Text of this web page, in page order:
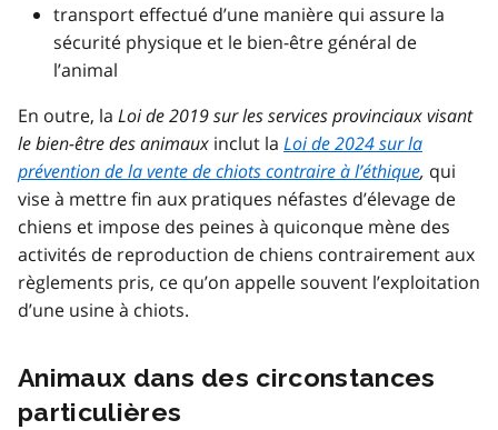
transport effectué d’une manière qui assure la
sécurité physique et le bien-être général de
l’animal
En outre, la Loi de 2019 sur les services provinciaux visant
le bien-être des animaux inclut la Loi de 2024 sur la
prévention de la vente de chiots contraire à l’éthique, qui
vise à mettre fin aux pratiques néfastes d’élevage de
chiens et impose des peines à quiconque mène des
activités de reproduction de chiens contrairement aux
règlements pris, ce qu’on appelle souvent l’exploitation
d’une usine à chiots.
Animaux dans des circonstances
particulières